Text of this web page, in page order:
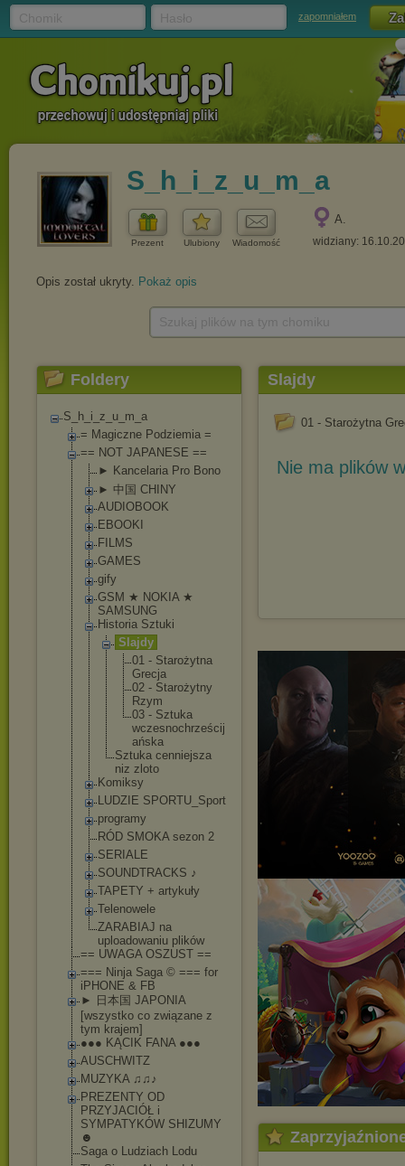
zapomniałem
S_h_i_z_u_m_a
Prezent Ulubiony Wiadomość
A.
widziany:
Opis został ukryty. Pokaż opis
Foldery
S_h_i_z_u_m_a
= Magiczne Podziemia =
== NOT JAPANESE ==
► Kancelaria Pro Bono
► 中国 CHINY
AUDIOBOOK
EBOOKI
FILMS
GAMES
gify
GSM ★ NOKIA ★
SAMSUNG
Historia Sztuki
Slajdy
01 - Starożytna
Grecja
02 - Starożytny
Rzym
03 - Sztuka
wczesnoc hrześcij
ańska
Sztuka cenniejsza
niz zloto
Komiksy
LUDZIE SPORTU_Sport
programy
RÓD SMOKA sezon 2
SERIALE
SOUNDTRACKS ♪
TAPETY + artykuły
Telenowele
ZARABIAJ na
uploadowaniu plików
== UWAGA OSZUST ==
=== Ninja Saga © === for
iPHONE & FB
► 日本国 JAPONIA
[wszystko co związane z
tym krajem]
●●● KĄCIK FANA ●●●
AUSCHWITZ
MUZYKA ♫♫♪
PREZENTY OD
PRZYJACIÓŁ i
SYMPATYKÓW SHIZUMY
☻
Saga o Ludziach Lodu
Slajdy
01 - Starożytna
Nie ma plików